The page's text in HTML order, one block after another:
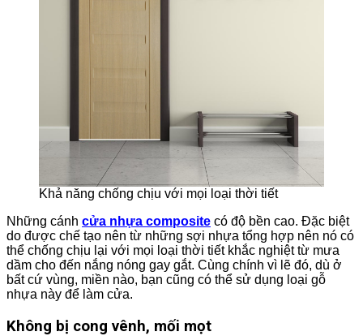
Khả năng chống chịu với mọi loại thời tiết
Những cánh cửa nhựa composite có độ bền cao. Đặc biệt
do được chế tạo nên từ những sợi nhựa tổng hợp nên nó có
thể chống chịu lại với mọi loại thời tiết khắc nghiệt từ mưa
dầm cho đến nắng nóng gay gắt. Cùng chính vì lẽ đó, dù ở
bất cứ vùng, miền nào, bạn cũng có thể sử dụng loại gỗ
nhựa này để làm cửa.
Không bị cong vênh, mối mọt